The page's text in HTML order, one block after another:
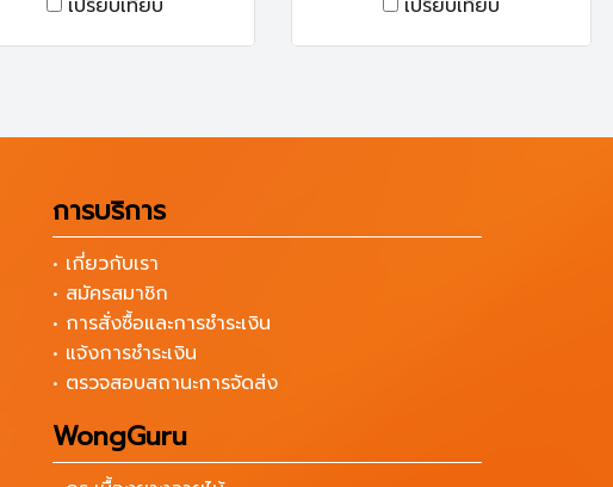
เปรียบเทียบ เปรียบเทียบ
การบริการ
• เกี่ยวกับเรา
• สมัครสมาชิก
• การสั่งซื้อและการชำระเงิน
• แจ้งการชำระเงิน
• ตรวจสอบสถานะการจัดส่ง
WongGuru